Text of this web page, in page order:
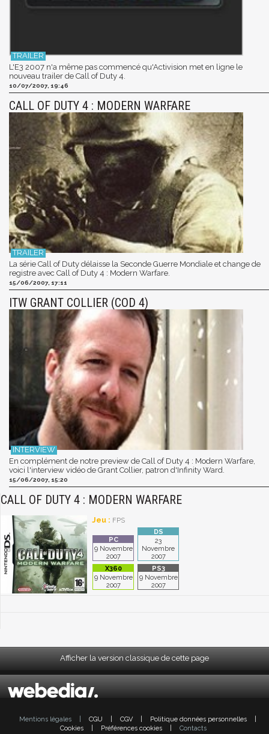
L'E3 2007 n'a même pas commencé qu'Activision met en ligne le
nouveau trailer de Call of Duty 4.
10/07/2007, 19:46
CALL OF DUTY 4 : MODERN WARFARE
La série Call of Duty délaisse la Seconde Guerre Mondiale et change de
registre avec Call of Duty 4 : Modern Warfare.
15/06/2007, 17:11
ITW GRANT COLLIER (COD 4)
En complément de notre preview de Call of Duty 4 : Modern Warfare,
voici l'interview vidéo de Grant Collier, patron d'Infinity Ward.
15/06/2007, 15:20
CALL OF DUTY 4 : MODERN WARFARE
Jeu : FPS
9 Novembre
2007
23
Novembre
2007
9 Novembre
2007
9 Novembre
2007
Afficher la version classique de cette page
Mentions légales CGU CGV Politique données personnelles
Cookies
Préférences cookies Contacts